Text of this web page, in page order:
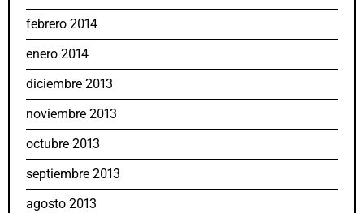
febrero 2014
enero 2014
diciembre 2013
noviembre 2013
octubre 2013
septiembre 2013
agosto 2013